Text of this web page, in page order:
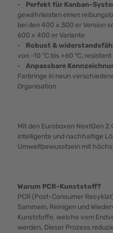
• Perfekt für Kanban-
gewährleisten einen
bei den 400 x 300 er Version
600 x 400 er Variante
• Robust &
von -10 °C bis +60 °C,
• Anpassbare
Farbringe in neun
Organisation
Mit den Euroboxen NextGen
intelligente und nachhaltige
Umweltbewusstsein mit
Warum PCR-Kunststoff?
PCR (Post-Consumer
Sammeln, Reinigen und
Kunststoffe, welche vom
werden. Dieser Prozess